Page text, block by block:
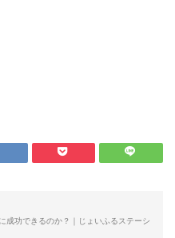
成功できるのか？｜じょいふるステーシ